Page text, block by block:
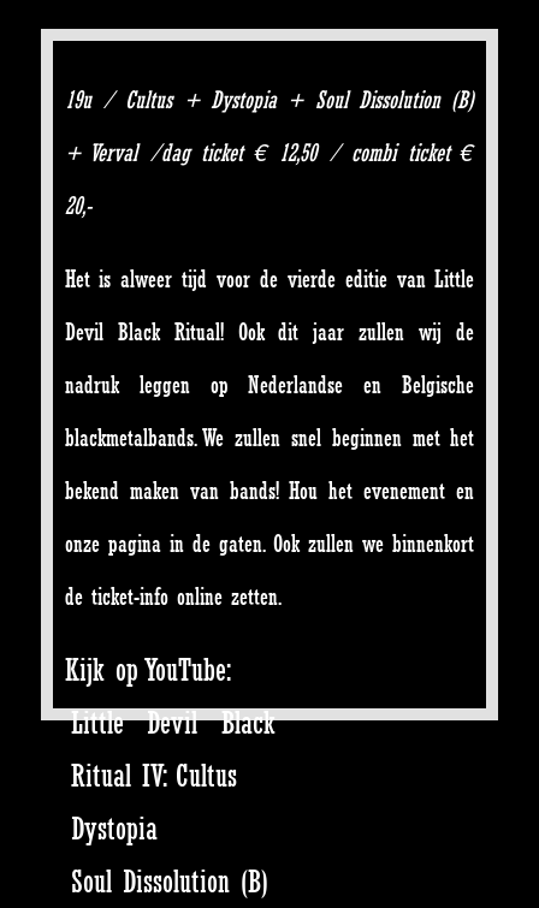
19u / Cultus + Dystopia + Soul Dissolution (B)
+ Verval /dag ticket € 12,50 / combi ticket €
20,-
Het is alweer tijd voor de vierde editie van Little
Devil Black Ritual! Ook dit jaar zullen wij de
nadruk leggen op Nederlandse en Belgische
blackmetalbands. We zullen snel beginnen met het
bekend maken van bands! Hou het evenement en
onze pagina in de gaten. Ook zullen we binnenkort
de ticket-info online zetten.
Kijk op YouTube:
Little Devil Black
Ritual IV: Cultus
Dystopia
Soul Dissolution (B)